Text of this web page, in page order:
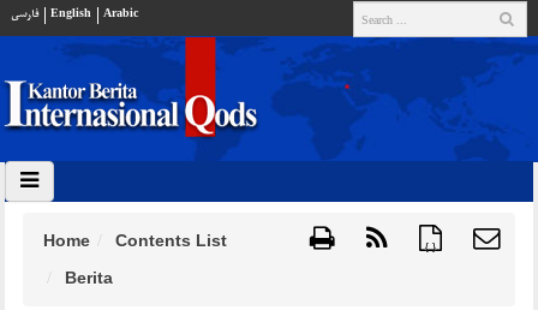
فارسي English Arabic
{ }
Home
Contents List
Berita